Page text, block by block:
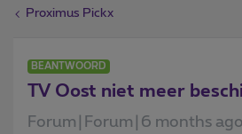
Proximus Pickx
BEANTWOORD
TV Oost niet meer
Forum|Forum|6 months ago